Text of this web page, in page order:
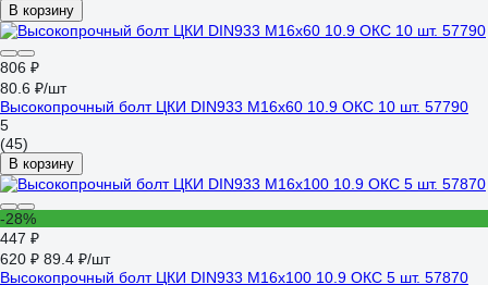
В корзину
806 ₽
80.6 ₽/шт
Высокопрочный болт ЦКИ DIN933 М16х60 10.9 ОКС 10 шт. 57790
5
(45)
В корзину
-28%
447 ₽
620 ₽ 89.4 ₽/шт
Высокопрочный болт ЦКИ DIN933 М16х100 10.9 ОКС 5 шт. 57870